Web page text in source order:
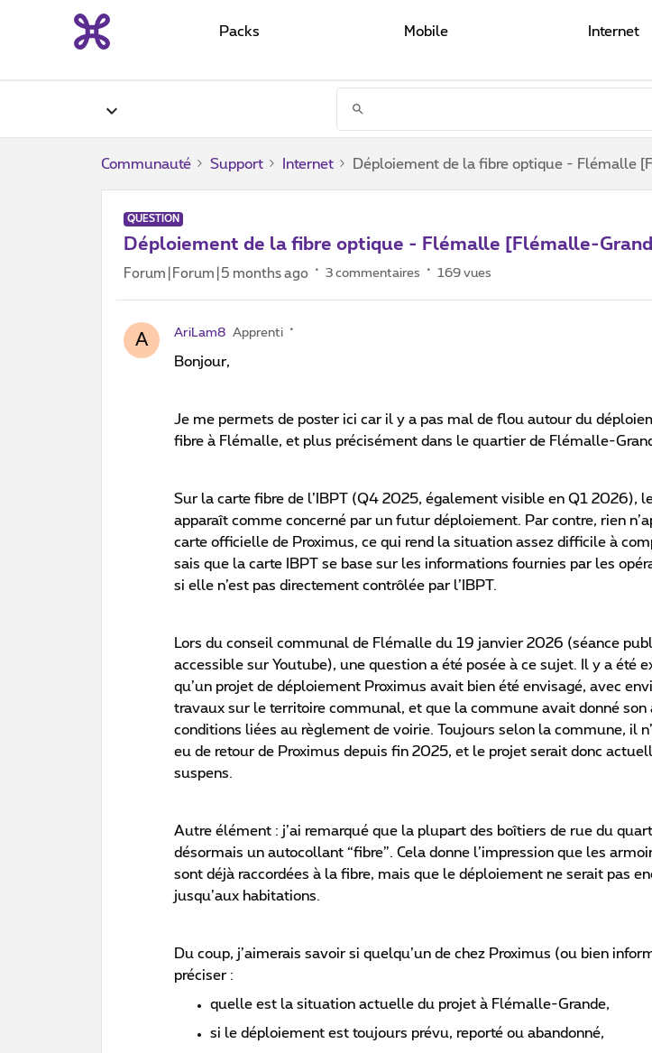
Packs Mobile Internet
Communauté Support Internet Déploiement de la fibre optique - Flémalle
QUESTION
Déploiement de la fibre optique - Flémalle [Flémalle-
Forum|Forum|5 months ago 3 commentaires 169 vues
A AriLam8 Apprenti
Bonjour,
Je me permets de poster ici car il y a pas mal de flou autour du
fibre à Flémalle, et plus précisément dans le quartier de Flémalle-
Sur la carte fibre de l’IBPT (Q4 2025, également visible en Q1 2026),
apparaît comme concerné par un futur déploiement. Par contre, rien
carte officielle de Proximus, ce qui rend la situation assez difficile à
sais que la carte IBPT se base sur les informations fournies par les
si elle n’est pas directement contrôlée par l’IBPT.
Lors du conseil communal de Flémalle du 19 janvier 2026 (séance
accessible sur Youtube), une question a été posée à ce sujet. Il y a été
qu’un projet de déploiement Proximus avait bien été envisagé, avec
travaux sur le territoire communal, et que la commune avait donné son
conditions liées au règlement de voirie. Toujours selon la commune, il
eu de retour de Proximus depuis fin 2025, et le projet serait donc
suspens.
Autre élément : j’ai remarqué que la plupart des boîtiers de rue du
désormais un autocollant “fibre”. Cela donne l’impression que les
sont déjà raccordées à la fibre, mais que le déploiement ne serait pas
jusqu’aux habitations.
Du coup, j’aimerais savoir si quelqu’un de chez Proximus (ou bien
préciser :
quelle est la situation actuelle du projet à Flémalle-Grande,
si le déploiement est toujours prévu, reporté ou abandonné,